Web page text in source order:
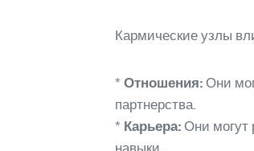
Кармические узлы
* Отношения: Они
партнерства.
* Карьера: Они могут
навыки.